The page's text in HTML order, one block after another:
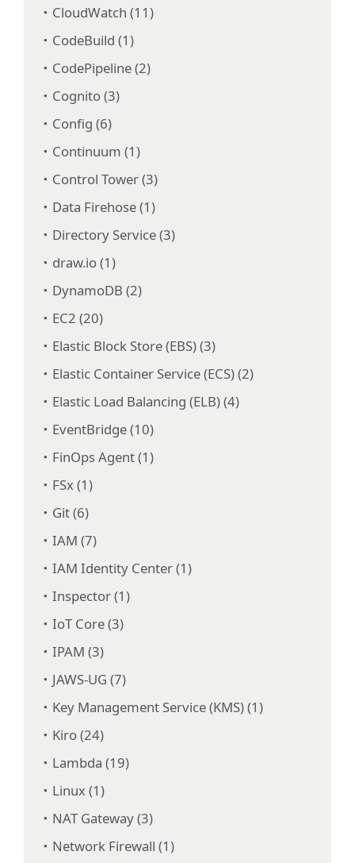
CloudWatch (11)
CodeBuild (1)
CodePipeline (2)
Cognito (3)
Config (6)
Continuum (1)
Control Tower (3)
Data Firehose (1)
Directory Service (3)
draw.io (1)
DynamoDB (2)
EC2 (20)
Elastic Block Store (EBS) (3)
Elastic Container Service (ECS) (2)
Elastic Load Balancing (ELB) (4)
EventBridge (10)
FinOps Agent (1)
FSx (1)
Git (6)
IAM (7)
IAM Identity Center (1)
Inspector (1)
IoT Core (3)
IPAM (3)
JAWS-UG (7)
Key Management Service (KMS) (1)
Kiro (24)
Lambda (19)
Linux (1)
NAT Gateway (3)
Network Firewall (1)